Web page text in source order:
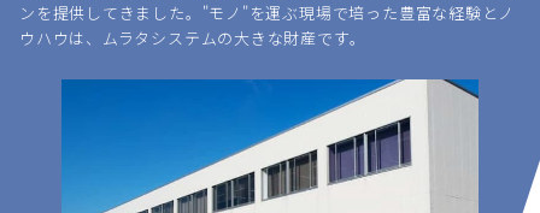
ンを提供してきました。"モノ"を運ぶ現場で培った豊富な経験とノ
ウハウは、ムラタシステムの大きな財産です。